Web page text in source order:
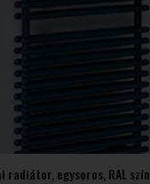
radiátor, egysoros, RAL szín